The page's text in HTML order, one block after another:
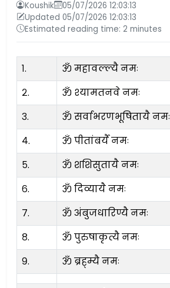
Koushik
05/07/2026 12:03:13
Updated 05/07/2026 12:03:13
Estimated reading time: 2 minutes
१.
ॐ महावल्ल्यै नमः
२.
ॐ श्यामतनवे नमः
३.
ॐ सर्वाभरणभूषितायै नमः
४.
ॐ पीतांबर्यै नमः
५.
ॐ शशिसुतायै नमः
६.
ॐ दिव्यायै नमः
७.
ॐ अंबुजधारिण्यै नमः
८.
ॐ पुरुषाकृत्यै नमः
९.
ॐ ब्रह्म्यै नमः